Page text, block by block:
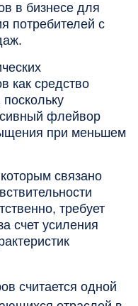
в бизнесе для
потребителей с
как средство
флейвор
при меньшем
связано
требует
счет усиления
считается одной